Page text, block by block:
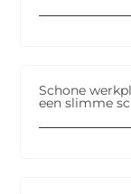
Schone
een slimme